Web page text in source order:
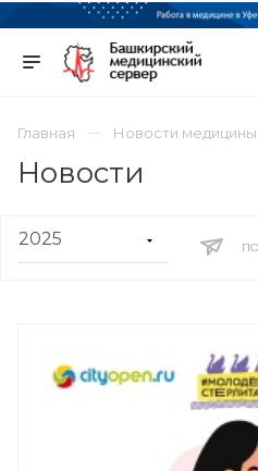
Главная Новости
Новости